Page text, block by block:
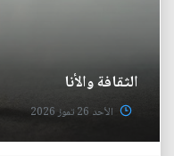
الثقافة والأنا
الأحد 26 تموز 2026